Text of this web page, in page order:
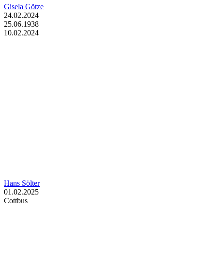
Gisela Götze
24.02.2024
25.06.1938
10.02.2024
Hans Sölter
01.02.2025
Cottbus